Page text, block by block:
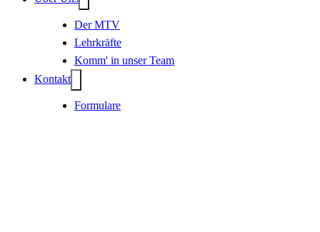
Der MTV
Lehrkräfte
Komm' in unser Team
Kontakt
Formulare